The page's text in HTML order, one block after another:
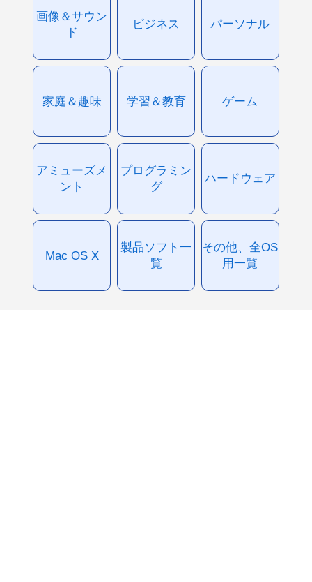
画像＆サウン
ド
ビジネス パーソナル
家庭＆趣味 学習＆教育 ゲーム
アミューズメ
ント
プログラミン
グ
ハードウェア
Mac OS X
製品ソフト一
覧
その他、全OS
用一覧